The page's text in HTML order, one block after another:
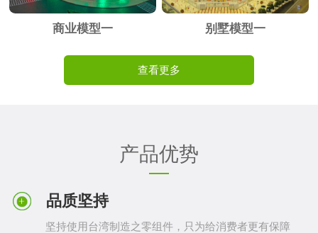
商业模型一 别墅模型一
查看更多
产品优势
品质坚持
坚持使用台湾制造之零组件，只为给消费者更有保障